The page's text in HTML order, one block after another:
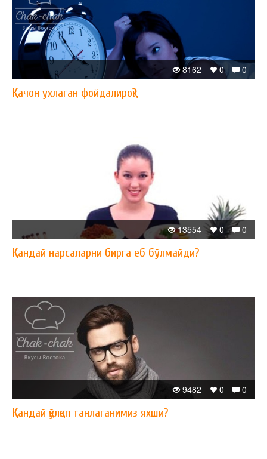
0
0
8162
Қачон ухлаган фойдалироқ?
0
0
13554
Қандай нарсаларни бирга еб бўлмайди?
0
0
9482
Қандай қўлқоп танлаганимиз яхши?